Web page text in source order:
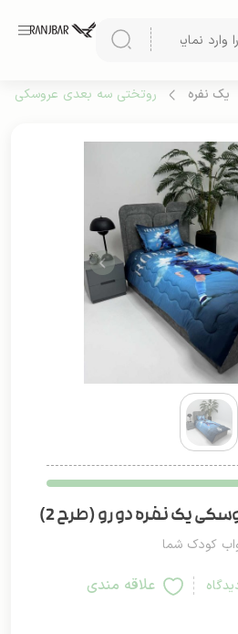
یک نفره روتختی سه بعدی عروسکی
یک نفره دو رو (طرح 2)
کودک شما
علاقه مندی